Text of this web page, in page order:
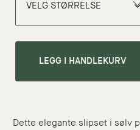
LEGG I HANDLEKURV
Dette elegante slipset i sølv